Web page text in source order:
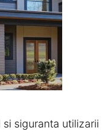
siguranta utilizarii